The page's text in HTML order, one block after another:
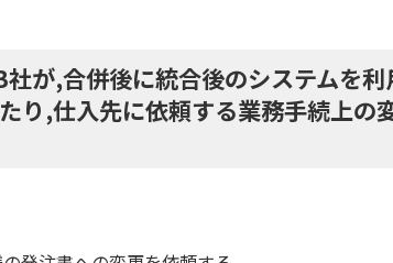
が,合併後に統合後のシステムを
り,仕入先に依頼する業務手続上の